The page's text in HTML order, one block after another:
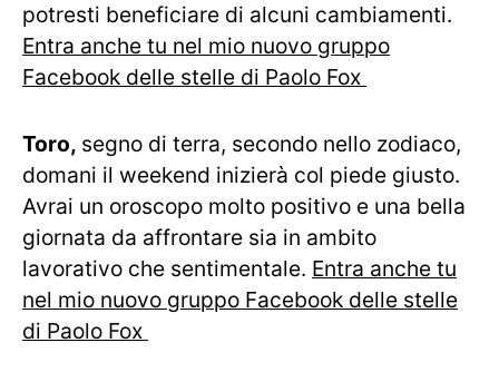
potresti beneficiare di alcuni cambiamenti.
Entra anche tu nel mio nuovo gruppo
Facebook delle stelle di Paolo Fox
Toro, segno di terra, secondo nello zodiaco,
domani il weekend inizierà col piede giusto.
Avrai un oroscopo molto positivo e una bella
giornata da affrontare sia in ambito
lavorativo che sentimentale. Entra anche tu
nel mio nuovo gruppo Facebook delle stelle
di Paolo Fox